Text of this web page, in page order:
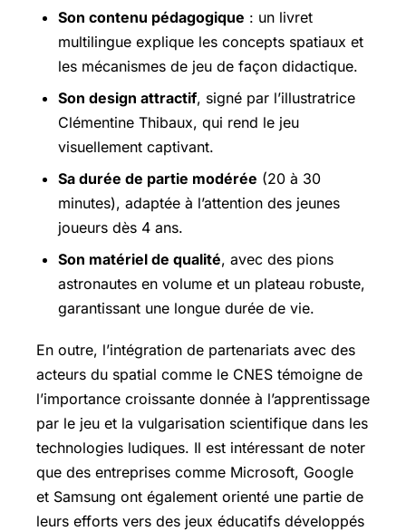
Son contenu pédagogique : un livret
multilingue explique les concepts spatiaux et
les mécanismes de jeu de façon didactique.
Son design attractif, signé par l’illustratrice
Clémentine Thibaux, qui rend le jeu
visuellement captivant.
Sa durée de partie modérée (20 à 30
minutes), adaptée à l’attention des jeunes
joueurs dès 4 ans.
Son matériel de qualité, avec des pions
astronautes en volume et un plateau robuste,
garantissant une longue durée de vie.
En outre, l’intégration de partenariats avec des
acteurs du spatial comme le CNES témoigne de
l’importance croissante donnée à l’apprentissage
par le jeu et la vulgarisation scientifique dans les
technologies ludiques. Il est intéressant de noter
que des entreprises comme Microsoft, Google
et Samsung ont également orienté une partie de
leurs efforts vers des jeux éducatifs développés